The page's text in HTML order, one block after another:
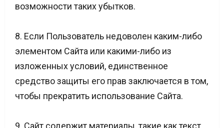
возможности таких убытков.
8. Если Пользователь недоволен каким-либо
элементом Сайта или какими-либо из
изложенных условий, единственное
средство защиты его прав заключается в том,
чтобы прекратить использование Сайта.
9. Сайт содержит материалы, такие как текст,